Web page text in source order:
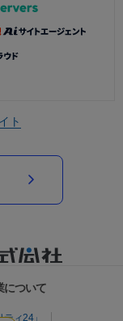
ト
について
ィ24」